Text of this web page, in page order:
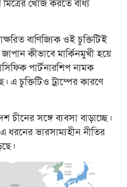
খোঁজ করতে বাধ্য
বাণিজ্যিক ওই চুক্তিটিই
কীভাবে মার্কিনমুখী হয়ে
পার্টনারশিপ নামক
এ চুক্তিটিও ট্রাম্পের কারণে
চীনের সঙ্গে ব্যবসা বাড়াচ্ছে।
ভারসাম্যহীন নীতির